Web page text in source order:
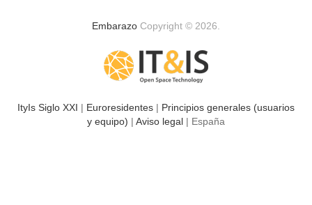
Embarazo Copyright © 2026.
ItyIs Siglo XXI | Euroresidentes | Principios generales (usuarios
y equipo) | Aviso legal | España